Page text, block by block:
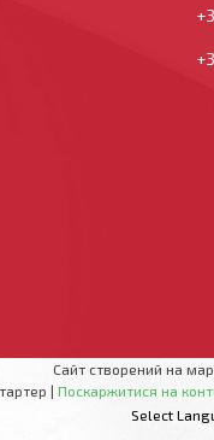
Сайт створений на
МелСтартер | Поскаржитися на
Select